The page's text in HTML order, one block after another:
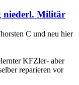
niederl. Militär
C und neu hier
KFZler- aber
reparieren vor